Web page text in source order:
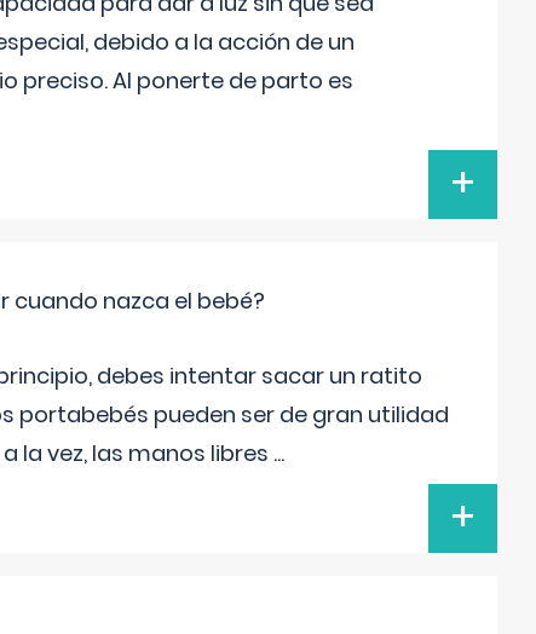
debido a la acción de un
preciso. Al ponerte de parto es
+
cuando nazca el bebé?
debes intentar sacar un ratito
portabebés pueden ser de gran utilidad
la vez, las manos libres ...
+